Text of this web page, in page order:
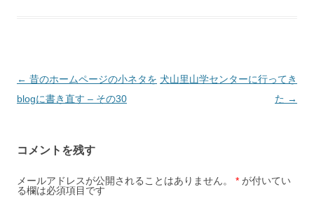
投
稿
ゲ
ー
シ
← 昔のホームページの小ネタを
blogに書き直す – その30
犬山里山学センターに行ってき
た →
コメントを残す
メールアドレスが公開されることはありません。 * が付いてい
る欄は必須項目です